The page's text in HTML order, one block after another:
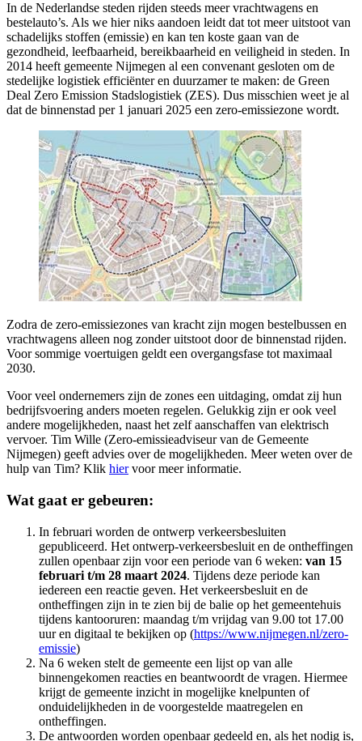
In de Nederlandse steden rijden steeds meer vrachtwagens en
bestelauto’s. Als we hier niks aandoen leidt dat tot meer uitstoot van
schadelijks stoffen (emissie) en kan ten koste gaan van de
gezondheid, leefbaarheid, bereikbaarheid en veiligheid in steden. In
2014 heeft gemeente Nijmegen al een convenant gesloten om de
stedelijke logistiek efficiënter en duurzamer te maken: de Green
Deal Zero Emission Stadslogistiek (ZES). Dus misschien weet je al
dat de binnenstad per 1 januari 2025 een zero-emissiezone wordt.
Zodra de zero-emissiezones van kracht zijn mogen bestelbussen en
vrachtwagens alleen nog zonder uitstoot door de binnenstad rijden.
Voor sommige voertuigen geldt een overgangsfase tot maximaal
2030.
Voor veel ondernemers zijn de zones een uitdaging, omdat zij hun
bedrijfsvoering anders moeten regelen. Gelukkig zijn er ook veel
andere mogelijkheden, naast het zelf aanschaffen van elektrisch
vervoer. Tim Wille (Zero-emissieadviseur van de Gemeente
Nijmegen) geeft advies over de mogelijkheden. Meer weten over de
hulp van Tim? Klik hiervoor meer informatie.
Wat gaat er gebeuren:
In februari worden de ontwerp verkeersbesluiten
gepubliceerd. Het ontwerp-verkeersbesluit en de ontheffingen
zullen openbaar zijn voor een periode van 6 weken: van 15
februari t/m 28 maart 2024. Tijdens deze periode kan
iedereen een reactie geven. Het verkeersbesluit en de
ontheffingen zijn in te zien bij de balie op het gemeentehuis
tijdens kantooruren: maandag t/m vrijdag van 9.00 tot 17.00
uur en digitaal te bekijken op (https://www.nijmegen.nl/zero-
emissie)
Na 6 weken stelt de gemeente een lijst op van alle
binnengekomen reacties en beantwoordt de vragen. Hiermee
krijgt de gemeente inzicht in mogelijke knelpunten of
onduidelijkheden in de voorgestelde maatregelen en
ontheffingen.
De antwoorden worden openbaar gedeeld en, als het nodig is,